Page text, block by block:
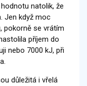
natolik, že
Jen když moc
pokorně se vrátím
příjem do
nebo 7000 kJ, při
důležitá i vřelá